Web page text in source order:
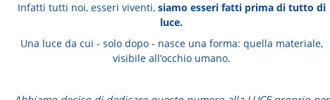
Infatti tutti noi, esseri viventi, siamo esseri fatti prima di tutto di
luce.
Una luce da cui - solo dopo - nasce una forma: quella materiale,
visibile all’occhio umano.